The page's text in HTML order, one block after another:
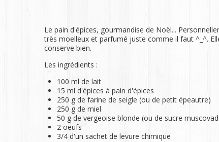
Le pain d'épices, gourmandise de Noël...
très moelleux et parfumé juste comme il faut ^_^.
conserve bien.
Les ingrédients :
100 ml de lait
15 ml d'épices à pain d'épices
250 g de farine de seigle (ou de petit épeautre)
250 g de miel
50 g de vergeoise blonde (ou de sucre
2 oeufs
3/4 d'un sachet de levure chimique